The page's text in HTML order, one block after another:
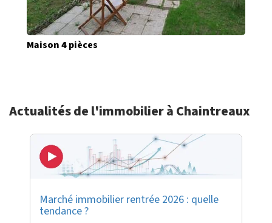
Maison 4 pièces
Actualités de l'immobilier à Chaintreaux
Marché immobilier rentrée 2026 : quelle
tendance ?